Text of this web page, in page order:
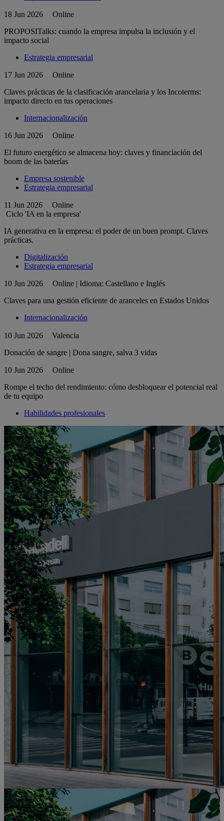
18 Jun 2026
Online
PROPOSITalks: cuando la empresa impulsa la inclusión y el
impacto social
Estrategia empresarial
17 Jun 2026
Online
Claves prácticas de la clasificación arancelaria y los Incoterms:
impacto directo en tus operaciones
Internacionalización
16 Jun 2026
Online
El futuro energético se almacena hoy: claves y financiación del
boom de las baterías
Empresa sostenible
Estrategia empresarial
11 Jun 2026
Online
Ciclo 'IA en la empresa'
IA generativa en la empresa: el poder de un buen prompt. Claves
prácticas.
Digitalización
Estrategia empresarial
10 Jun 2026
Online | Idioma: Castellano e Inglés
Claves para una gestión eficiente de aranceles en Estados Unidos
Internacionalización
10 Jun 2026
Valencia
Donación de sangre | Dona sangre, salva 3 vidas
10 Jun 2026
Online
Rompe el techo del rendimiento: cómo desbloquear el potencial real
de tu equipo
Habilidades profesionales
Hub Empresa Valencia